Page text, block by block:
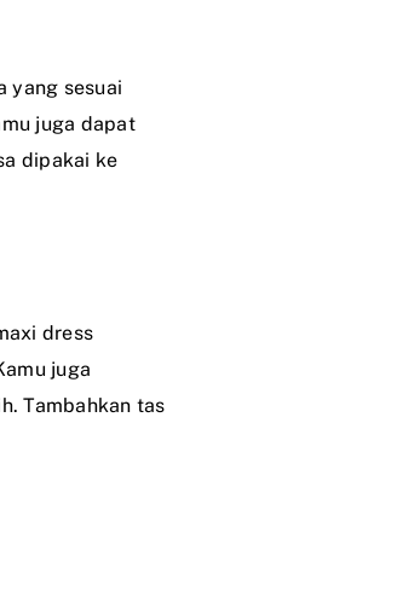
yang sesuai
juga dapat
dipakai ke
dress
juga
Tambahkan tas